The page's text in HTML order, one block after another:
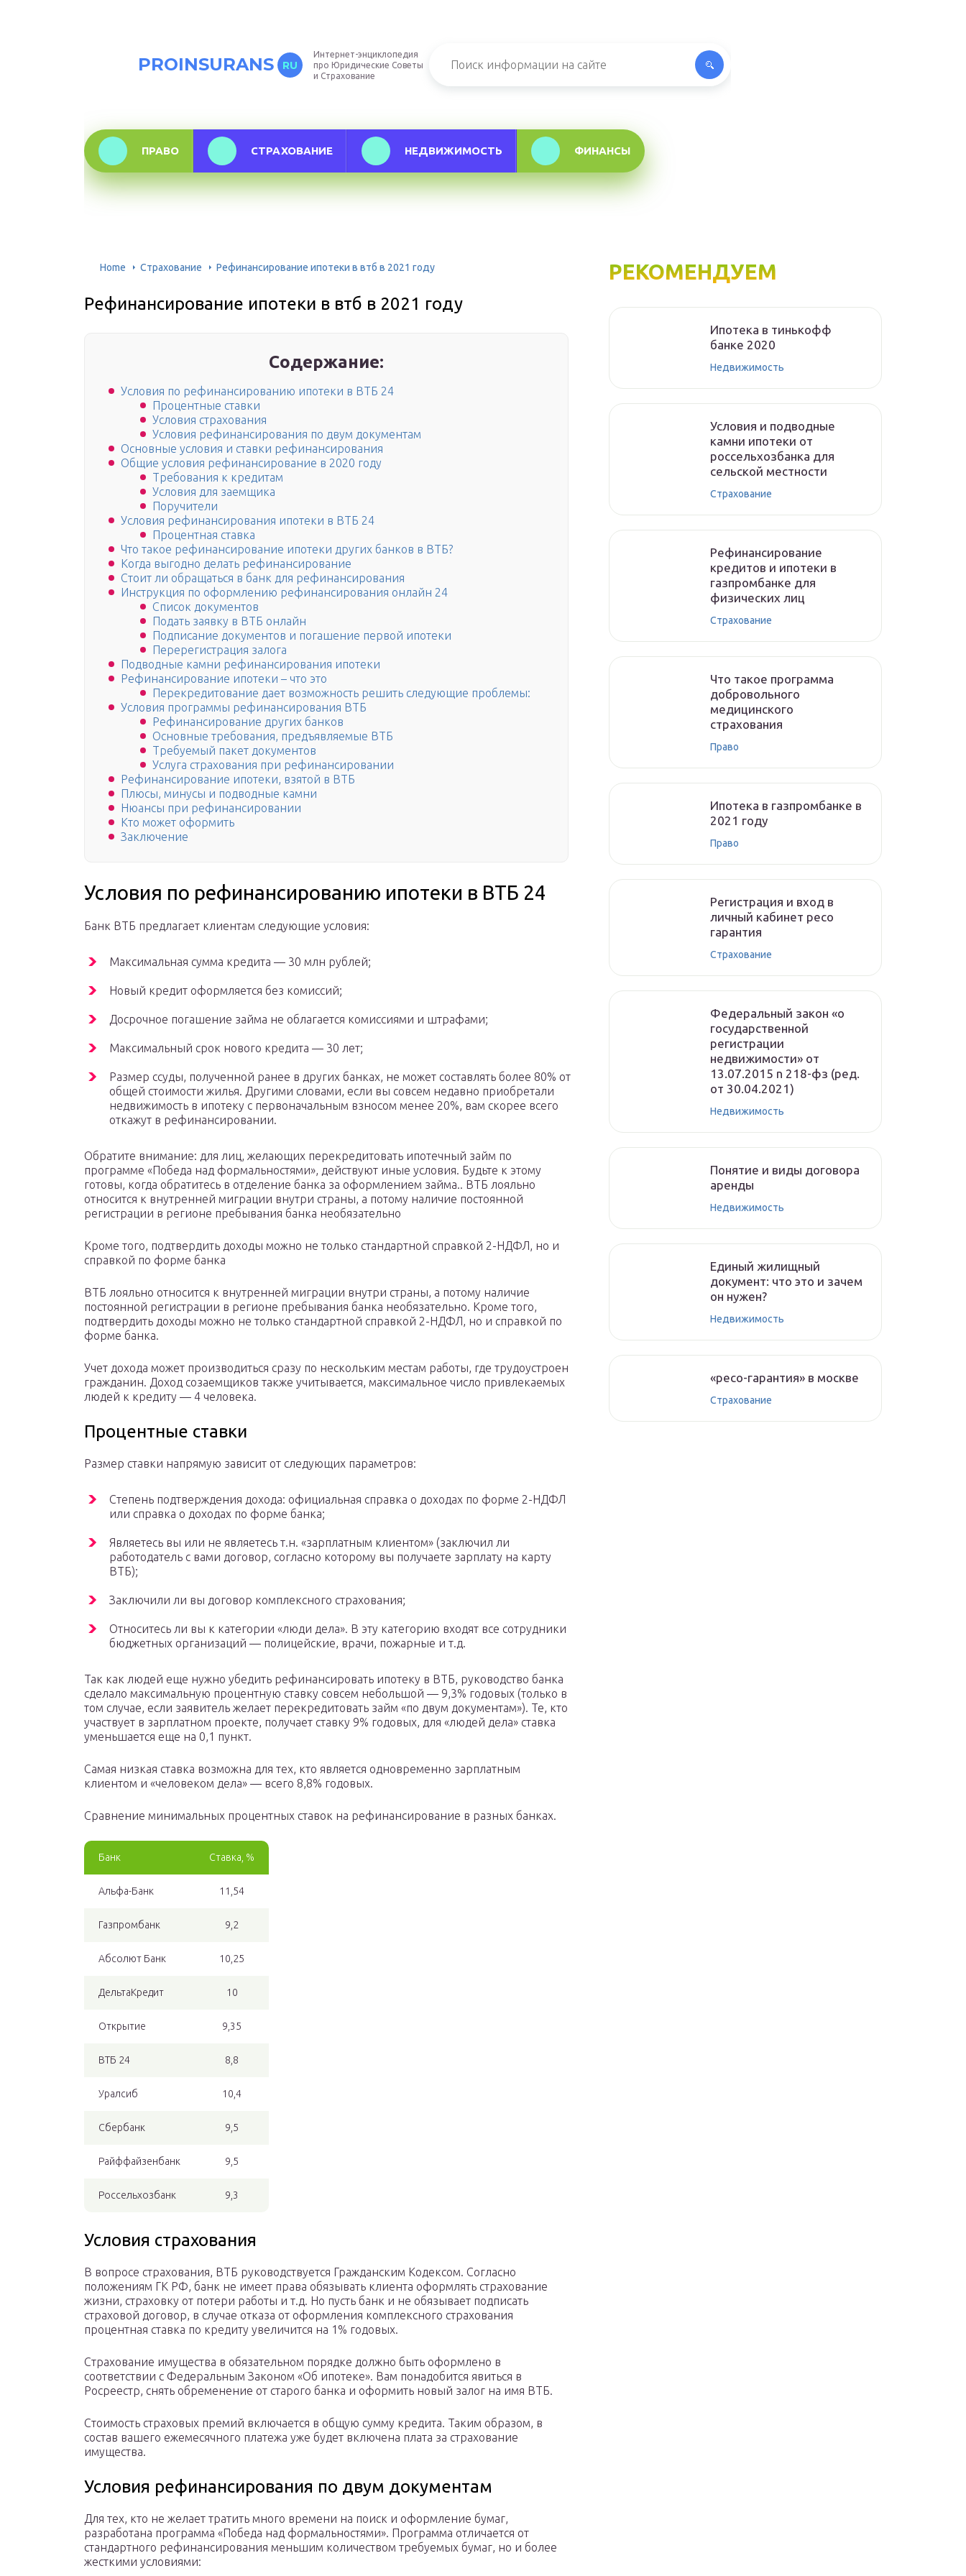
PROINSURANS RU
Интернет-энциклопедия
про Юридические Советы
и Страхование
ПРАВО СТРАХОВАНИЕ НЕДВИЖИМОСТЬ ФИНАНСЫ
Home Страхование Рефинансирование ипотеки в втб в 2021 году
Рефинансирование ипотеки в втб в 2021 году
Содержание:
Условия по рефинансированию ипотеки в ВТБ 24
Процентные ставки
Условия страхования
Условия рефинансирования по двум документам
Основные условия и ставки рефинансирования
Общие условия рефинансирование в 2020 году
Требования к кредитам
Условия для заемщика
Поручители
Условия рефинансирования ипотеки в ВТБ 24
Процентная ставка
Что такое рефинансирование ипотеки других банков в ВТБ?
Когда выгодно делать рефинансирование
Стоит ли обращаться в банк для рефинансирования
Инструкция по оформлению рефинансирования онлайн 24
Список документов
Подать заявку в ВТБ онлайн
Подписание документов и погашение первой ипотеки
Перерегистрация залога
Подводные камни рефинансирования ипотеки
Рефинансирование ипотеки – что это
Перекредитование дает возможность решить следующие проблемы:
Условия программы рефинансирования ВТБ
Рефинансирование других банков
Основные требования, предъявляемые ВТБ
Требуемый пакет документов
Услуга страхования при рефинансировании
Рефинансирование ипотеки, взятой в ВТБ
Плюсы, минусы и подводные камни
Нюансы при рефинансировании
Кто может оформить
Заключение
Условия по рефинансированию ипотеки в ВТБ 24
Банк ВТБ предлагает клиентам следующие условия:
Максимальная сумма кредита — 30 млн рублей;
Новый кредит оформляется без комиссий;
Досрочное погашение займа не облагается комиссиями и штрафами;
Максимальный срок нового кредита — 30 лет;
Размер ссуды, полученной ранее в других банках, не может составлять более 80% от
общей стоимости жилья. Другими словами, если вы совсем недавно приобретали
недвижимость в ипотеку с первоначальным взносом менее 20%, вам скорее всего
откажут в рефинансировании.
Обратите внимание: для лиц, желающих перекредитовать ипотечный займ по
программе «Победа над формальностями», действуют иные условия. Будьте к этому
готовы, когда обратитесь в отделение банка за оформлением займа.. ВТБ лояльно
относится к внутренней миграции внутри страны, а потому наличие постоянной
регистрации в регионе пребывания банка необязательно
Кроме того, подтвердить доходы можно не только стандартной справкой 2-НДФЛ, но и
справкой по форме банка
ВТБ лояльно относится к внутренней миграции внутри страны, а потому наличие
постоянной регистрации в регионе пребывания банка необязательно. Кроме того,
подтвердить доходы можно не только стандартной справкой 2-НДФЛ, но и справкой по
форме банка.
Учет дохода может производиться сразу по нескольким местам работы, где трудоустроен
гражданин. Доход созаемщиков также учитывается, максимальное число привлекаемых
людей к кредиту — 4 человека.
Процентные ставки
Размер ставки напрямую зависит от следующих параметров:
Степень подтверждения дохода: официальная справка о доходах по форме 2-НДФЛ
или справка о доходах по форме банка;
Являетесь вы или не являетесь т.н. «зарплатным клиентом» (заключил ли
работодатель с вами договор, согласно которому вы получаете зарплату на карту
ВТБ);
Заключили ли вы договор комплексного страхования;
Относитесь ли вы к категории «люди дела». В эту категорию входят все сотрудники
бюджетных организаций — полицейские, врачи, пожарные и т.д.
Так как людей еще нужно убедить рефинансировать ипотеку в ВТБ, руководство банка
сделало максимальную процентную ставку совсем небольшой — 9,3% годовых (только в
том случае, если заявитель желает перекредитовать займ «по двум документам»). Те, кто
участвует в зарплатном проекте, получает ставку 9% годовых, для «людей дела» ставка
уменьшается еще на 0,1 пункт.
Самая низкая ставка возможна для тех, кто является одновременно зарплатным
клиентом и «человеком дела» — всего 8,8% годовых.
Сравнение минимальных процентных ставок на рефинансирование в разных банках.
Банк Ставка, %
Альфа-Банк 11,54
Газпромбанк 9,2
Абсолют Банк 10,25
ДельтаКредит 10
Открытие 9,35
ВТБ 24 8,8
Уралсиб 10,4
Сбербанк 9,5
Райффайзенбанк 9,5
Россельхозбанк 9,3
Условия страхования
В вопросе страхования, ВТБ руководствуется Гражданским Кодексом. Согласно
положениям ГК РФ, банк не имеет права обязывать клиента оформлять страхование
жизни, страховку от потери работы и т.д. Но пусть банк и не обязывает подписать
страховой договор, в случае отказа от оформления комплексного страхования
процентная ставка по кредиту увеличится на 1% годовых.
Страхование имущества в обязательном порядке должно быть оформлено в
соответствии с Федеральным Законом «Об ипотеке». Вам понадобится явиться в
Росреестр, снять обременение от старого банка и оформить новый залог на имя ВТБ.
Стоимость страховых премий включается в общую сумму кредита. Таким образом, в
состав вашего ежемесячного платежа уже будет включена плата за страхование
имущества.
Условия рефинансирования по двум документам
Для тех, кто не желает тратить много времени на поиск и оформление бумаг,
разработана программа «Победа над формальностями». Программа отличается от
стандартного рефинансирования меньшим количеством требуемых бумаг, но и более
жесткими условиями:
РЕКОМЕНДУЕМ
Ипотека в тинькофф
банке 2020
Недвижимость
Условия и подводные
камни ипотеки от
россельхозбанка для
сельской местности
Страхование
Рефинансирование
кредитов и ипотеки в
газпромбанке для
физических лиц
Страхование
Что такое программа
добровольного
медицинского
страхования
Право
Ипотека в газпромбанке в
2021 году
Право
Регистрация и вход в
личный кабинет ресо
гарантия
Страхование
Федеральный закон «о
государственной
регистрации
недвижимости» от
13.07.2015 n 218-фз (ред.
от 30.04.2021)
Недвижимость
Понятие и виды договора
аренды
Недвижимость
Единый жилищный
документ: что это и зачем
он нужен?
Недвижимость
«ресо-гарантия» в москве
Страхование